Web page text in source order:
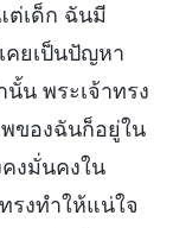
ต่เด็ก ฉันมี
คยเป็นปัญหา
น พระเจ้าทรง
ของฉันก็อยู่ใน
งมั่นคงใน
รงทำให้แน่ใจ